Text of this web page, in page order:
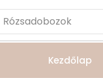
Rózsadobozok
Kezdőlap